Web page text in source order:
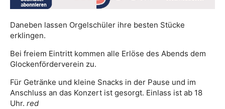
Daneben lassen Orgelschüler ihre besten Stücke
erklingen.
Bei freiem Eintritt kommen alle Erlöse des Abends dem
Glockenförderverein zu.
Für Getränke und kleine Snacks in der Pause und im
Anschluss an das Konzert ist gesorgt. Einlass ist ab 18
Uhr. red